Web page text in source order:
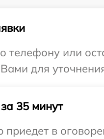
телефону или
для
35 минут
в